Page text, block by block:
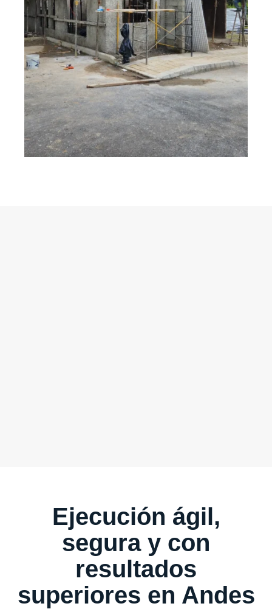
Ejecución ágil,
segura y con
resultados
superiores en Andes